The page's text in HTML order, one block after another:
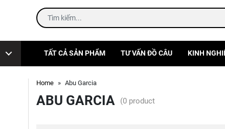
TẤT CẢ SẢN PHẨM TƯ VẤN ĐỒ CÂU KINH
Home Abu Garcia
ABU GARCIA (0 product